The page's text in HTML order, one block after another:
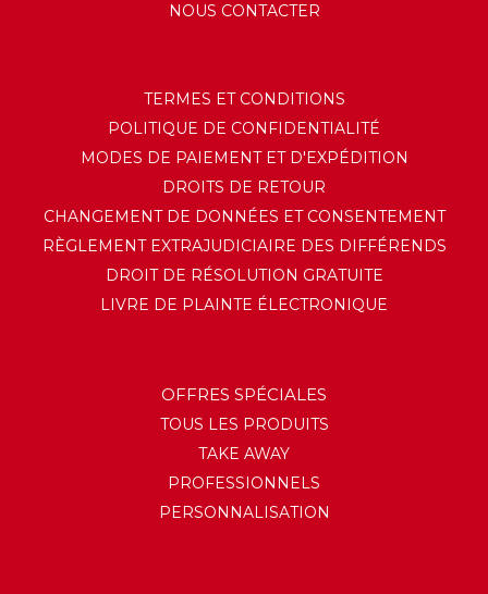
NOUS CONTACTER
TERMES ET CONDITIONS
POLITIQUE DE CONFIDENTIALITÉ
MODES DE PAIEMENT ET D'EXPÉDITION
DROITS DE RETOUR
CHANGEMENT DE DONNÉES ET CONSENTEMENT
RÈGLEMENT EXTRAJUDICIAIRE DES DIFFÉRENDS
DROIT DE RÉSOLUTION GRATUITE
LIVRE DE PLAINTE ÉLECTRONIQUE
OFFRES SPÉCIALES
TOUS LES PRODUITS
TAKE AWAY
PROFESSIONNELS
PERSONNALISATION